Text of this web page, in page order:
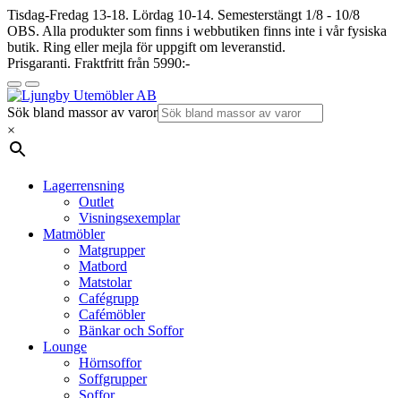
Tisdag-Fredag 13-18. Lördag 10-14. Semesterstängt 1/8 - 10/8
OBS. Alla produkter som finns i webbutiken finns inte i vår fysiska
butik. Ring eller mejla för uppgift om leveranstid.
Prisgaranti. Fraktfritt från 5990:-
Sök bland massor av varor
×
Lagerrensning
Outlet
Visningsexemplar
Matmöbler
Matgrupper
Matbord
Matstolar
Cafégrupp
Cafémöbler
Bänkar och Soffor
Lounge
Hörnsoffor
Soffgrupper
Soffor